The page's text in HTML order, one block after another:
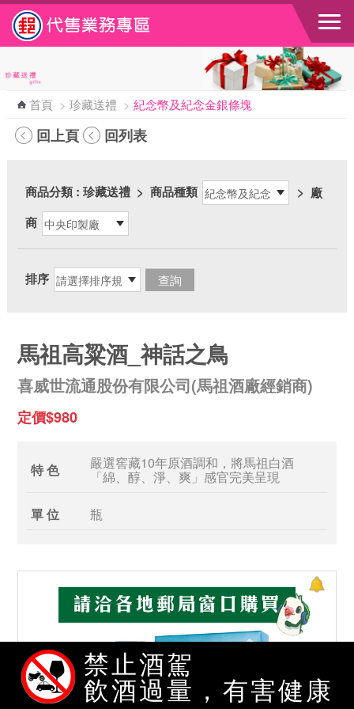
跳到主要內容區塊
首頁 > 珍藏送禮 > 紀念幣及紀念金銀條塊
回上頁 回列表
商品分類: 珍藏送禮 > 商品種類 > 廠
商
排序
馬祖高粱酒_神話之鳥
喜威世流通股份有限公司(馬祖酒廠經銷商)
定價$980
特 色 嚴選窖藏10年原酒調和，將馬祖白酒
「綿、醇、淨、爽」感官完美呈現
單 位 瓶
禁止酒駕
飲酒過量，有害健康